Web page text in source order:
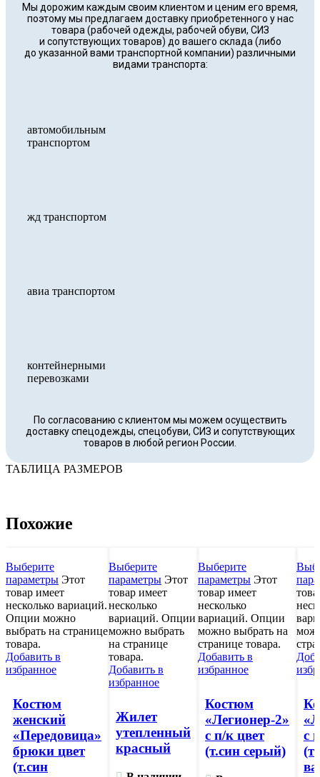
Мы дорожим каждым своим клиентом и ценим его время,
поэтому мы предлагаем доставку приобретенного у нас
товара (рабочей одежды, рабочей обуви, СИЗ
и сопутствующих товаров) до вашего склада (либо
до указанной вами транспортной компании) различными
видами транспорта:
автомобильным
транспортом
жд транспортом
авиа транспортом
контейнерными
перевозками
По согласованию с клиентом мы можем осуществить
доставку спецодежды, спецобуви, СИЗ и сопутствующих
товаров в любой регион России.
ТАБЛИЦА РАЗМЕРОВ
Похожие
Выберите
параметры Этот
товар имеет
несколько вариаций.
Опции можно
выбрать на странице
товара.
Добавить в
избранное
Костюм
женский
«Передовица»
брюки цвет
(т.син
Выберите
параметры Этот
товар имеет
несколько
вариаций. Опции
можно выбрать
на странице
товара.
Добавить в
избранное
Жилет
утепленный
красный
Выберите
параметры Этот
товар имеет
несколько
вариаций. Опции
можно выбрать на
странице товара.
Добавить в
избранное
Костюм
«Легионер-2»
с п/к цвет
(т.син серый)
с